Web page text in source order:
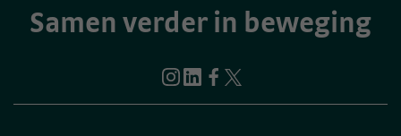
Samen verder in beweging